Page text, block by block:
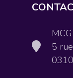
5